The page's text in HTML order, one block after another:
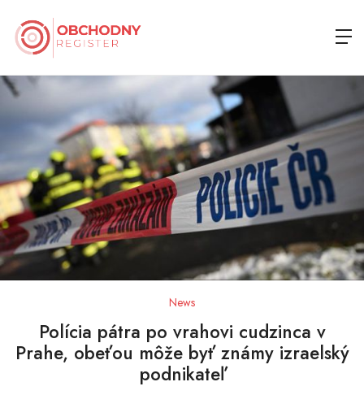
News
Polícia pátra po vrahovi cudzinca v
Prahe, obeťou môže byť známy izraelský
podnikateľ